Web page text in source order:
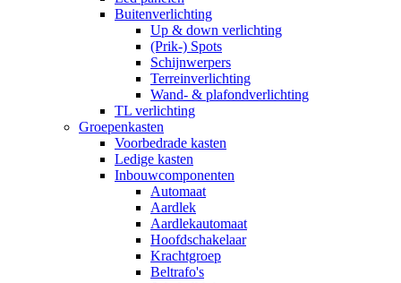
Buitenverlichting
Up & down verlichting
(Prik-) Spots
Schijnwerpers
Terreinverlichting
Wand- & plafondverlichting
TL verlichting
Groepenkasten
Voorbedrade kasten
Ledige kasten
Inbouwcomponenten
Automaat
Aardlek
Aardlekautomaat
Hoofdschakelaar
Krachtgroep
Beltrafo's